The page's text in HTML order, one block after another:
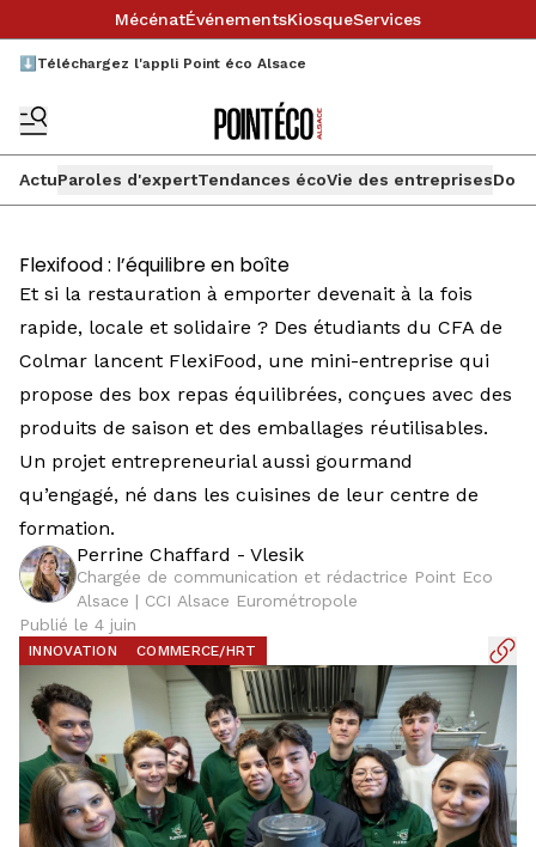
MécénatÉvénementsKiosqueServices
⬇️Téléchargez l'appli Point éco Alsace
ActuParoles d'expertTendances écoVie des entreprises
Flexifood : l’équilibre en boîte
Et si la restauration à emporter devenait à la fois
rapide, locale et solidaire ? Des étudiants du CFA de
Colmar lancent FlexiFood, une mini-entreprise qui
propose des box repas équilibrées, conçues avec des
produits de saison et des emballages réutilisables.
Un projet entrepreneurial aussi gourmand
qu’engagé, né dans les cuisines de leur centre de
formation.
Perrine Chaffard - Vlesik
Chargée de communication et rédactrice Point Eco
Alsace | CCI Alsace Eurométropole
Publié le 4 juin
INNOVATION COMMERCE/HRT